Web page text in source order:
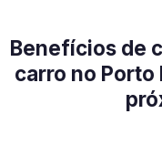
Benefícios de
carro no Porto